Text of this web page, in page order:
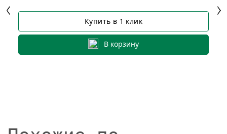
Купить в 1 клик
В корзину